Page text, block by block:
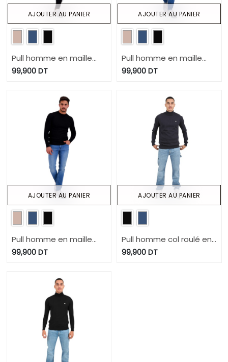
Pull homme en maille
fine
99,900DT
AJOUTER AU PANIER
Pull homme en maille
fine
99,900 DT
AJOUTER AU PANIER
Pull homme en maille
fine
99,900DT
AJOUTER AU PANIER
Pull homme col roulé en
maille fine
99,900 DT
AJOUTER AU PANIER